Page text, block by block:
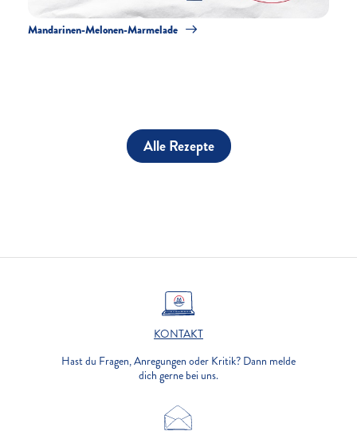
Mandarinen-Melonen-Marmelade
Alle Rezepte
KONTAKT
Hast du Fragen, Anregungen oder Kritik? Dann melde
dich gerne bei uns.